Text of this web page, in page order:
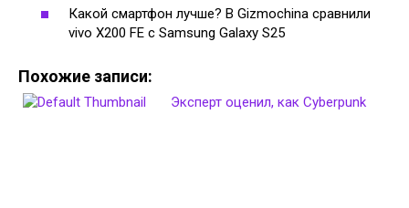
Какой смартфон лучше? В Gizmochina сравнили
vivo X200 FE с Samsung Galaxy S25
Похожие записи:
Эксперт оценил, как Cyberpunk